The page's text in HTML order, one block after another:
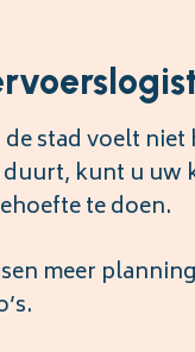
stad voelt
kunt u
te doen.
meer